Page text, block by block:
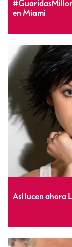
en Miami
Así lucen ahora